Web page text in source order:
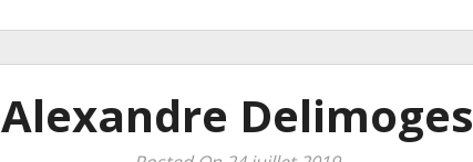
Alexandre Delimoges